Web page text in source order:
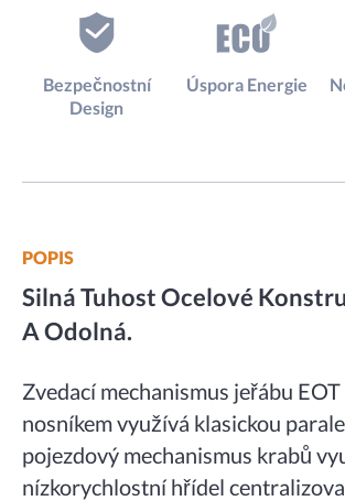
Bezpečnostní
Design
Úspora Energie
POPIS
Silná Tuhost Ocelové
A Odolná.
Zvedací mechanismus jeřábu
nosníkem využívá klasickou
pojezdový mechanismus krabů
nízkorychlostní hřídel